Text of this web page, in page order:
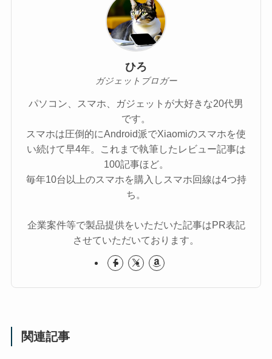
ひろ
ガジェットブロガー
パソコン、スマホ、ガジェットが大好きな20代男
です。
スマホは圧倒的にAndroid派でXiaomiのスマホを使
い続けて早4年。これまで執筆したレビュー記事は
100記事ほど。
毎年10台以上のスマホを購入しスマホ回線は4つ持
ち。
企業案件等で製品提供をいただいた記事はPR表記
させていただいております。
関連記事